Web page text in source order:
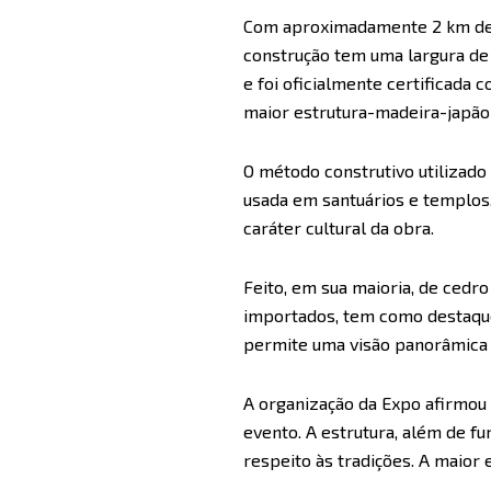
Com aproximadamente 2 km
construção tem uma largura
e foi oficialmente certificada
maior estrutura-madeira-
O método construtivo utilizado
usada em santuários e
caráter cultural da obra.
Feito, em sua maioria, de
importados, tem como
permite uma visão
A organização da Expo
evento. A estrutura, além de
respeito às tradições. A maior